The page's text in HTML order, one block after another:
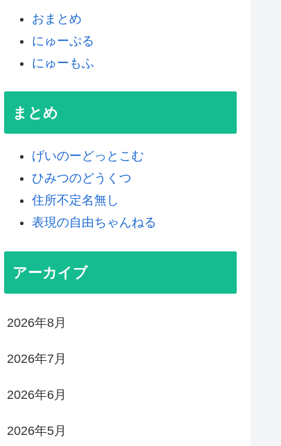
おまとめ
にゅーぷる
にゅーもふ
まとめ
げいのーどっとこむ
ひみつのどうくつ
住所不定名無し
表現の自由ちゃんねる
アーカイブ
2026年8月
2026年7月
2026年6月
2026年5月